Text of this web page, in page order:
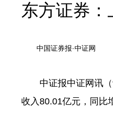
东方证券
中国证券报·中证网
中证报中证网讯
收入80.01亿元，同比